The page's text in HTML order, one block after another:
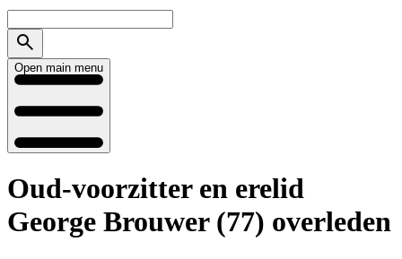
Open main menu
Oud-voorzitter en erelid
George Brouwer (77) overleden